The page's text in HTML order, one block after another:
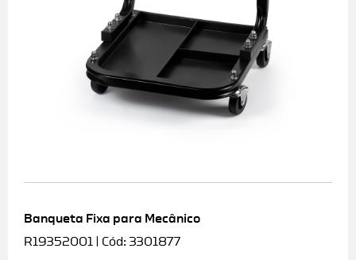
Banqueta Fixa para Mecânico
R19352001 | Cód: 3301877